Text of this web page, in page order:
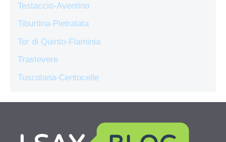
Testaccio-Aventino
Tiburtina-Pietralata
Tor di Quinto-Flaminia
Trastevere
Tuscolana-Centocelle